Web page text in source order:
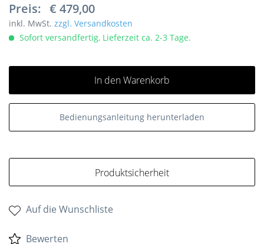
Preis: € 479,00
inkl. MwSt. zzgl. Versandkosten
Sofort versandfertig, Lieferzeit ca. 2-3 Tage.
In den Warenkorb
Bedienungsanleitung herunterladen
Produktsicherheit
Auf die Wunschliste
Bewerten